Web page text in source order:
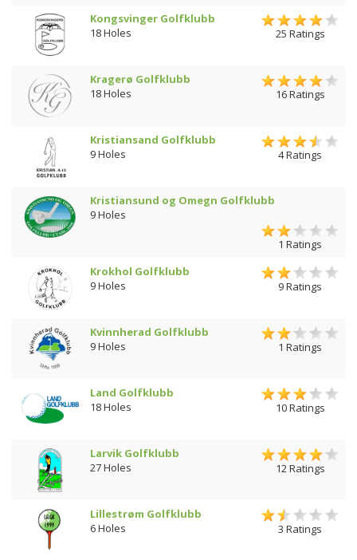
Kongsvinger Golfklubb
18 Holes
25 Ratings
Kragerø Golfklubb
18 Holes
16 Ratings
Kristiansand Golfklubb
9 Holes
4 Ratings
Kristiansund og Omegn Golfklubb
9 Holes
1 Ratings
Krokhol Golfklubb
9 Holes
9 Ratings
Kvinnherad Golfklubb
9 Holes
1 Ratings
Land Golfklubb
18 Holes
10 Ratings
Larvik Golfklubb
27 Holes
12 Ratings
Lillestrøm Golfklubb
6 Holes
3 Ratings